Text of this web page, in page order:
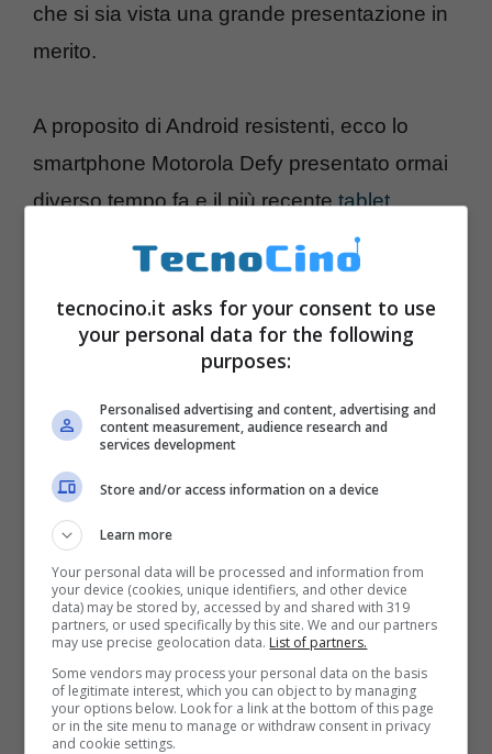
che si sia vista una grande presentazione in
merito.
A proposito di Android resistenti, ecco lo
smartphone Motorola Defy presentato ormai
diverso tempo fa e il più recentetablet
indistruttibile Panasonic Toughbook
tecnocino.it asks for your consent to use
your personal data for the following
purposes:
Personalised advertising and content, advertising and
content measurement, audience research and
services development
Store and/or access information on a device
Learn more
Your personal data will be processed and information from
your device (cookies, unique identifiers, and other device
data) may be stored by, accessed by and shared with 319
partners, or used specifically by this site. We and our partners
may use precise geolocation data. List of partners.
Some vendors may process your personal data on the basis
of legitimate interest, which you can object to by managing
your options below. Look for a link at the bottom of this page
or in the site menu to manage or withdraw consent in privacy
and cookie settings.